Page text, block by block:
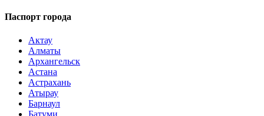
Паспорт города
Актау
Алматы
Архангельск
Астана
Астрахань
Атырау
Барнаул
Батуми